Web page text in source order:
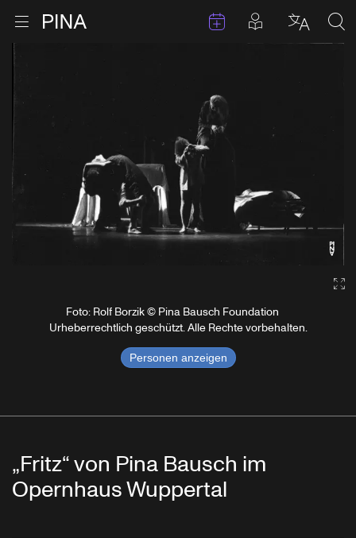
Zum Inhalt springen
Menu öffnen TermineBeiträge in
Foto: Rolf Borzik © Pina Bausch Foundation
Urheberrechtlich geschützt. Alle Rechte vorbehalten.
Personen anzeigen
„Fritz“ von Pina Bausch im
Opernhaus Wuppertal